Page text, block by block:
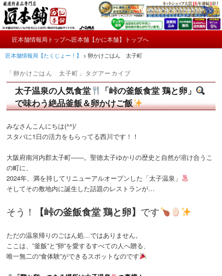
メ
イ
ン
ン
テ
サ
ブ
コ
テ
ン
匠本舗情報局【たくじょー！】
かにやおせちについてのおもしろ情報や興味深い記事をお届けします。
ン
メ
イ
ン
コ
テ
ン
ツ
へ
移
動
サ
ブ
コ
ン
ン
ツ
へ
移
動
匠本舗情報局トップへ匠本舗【かに本舗】トップへ
匠本舗情報局【たくじょー！】 > 卵かけごはん 太子町
「 卵かけごはん 太子町 」タグアーカイブ
太子温泉の人気食堂
「峠の釜飯食堂 鶏と卵」
で味わう絶品釜飯＆卵かけご飯
みなさんこんにちは(^^)/
スタバに1日の活力をもらってる西川です！！
大阪府南河内郡太子町――。聖徳太子ゆかりの歴史と自然が溶け合うこ
の町に、
2024年、満を持してリニューアルオープンした「太子温泉」
そしてその敷地内に誕生した話題のレストランが…
そう！ 【峠の釜飯食堂 鶏と卵】 です
ただの温泉帰りのごはん処…ではありません。
ここは、”釜飯”と”卵”を愛するすべての人へ贈る、
唯一無二の“食体験”ができるスポットなのです